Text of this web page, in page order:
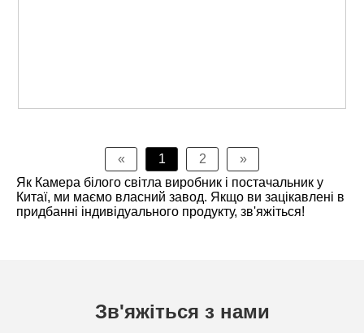
« 1 2
»
Як Камера білого світла виробник і постачальник у
Китаї, ми маємо власний завод. Якщо ви зацікавлені в
придбанні індивідуального продукту, зв'яжіться!
Зв'яжіться з нами